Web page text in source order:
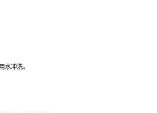
水冲洗。